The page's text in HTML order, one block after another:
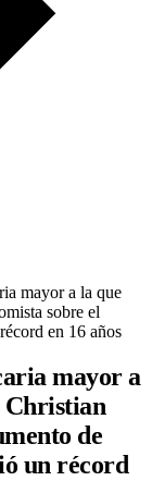
mayor a la que
sobre el
en 16 años
mayor a
Christian
de
un récord